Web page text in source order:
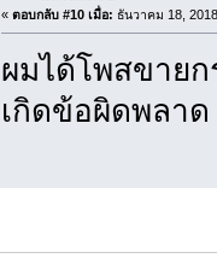
« ตอบกลับ #10 เมื่อ: ธันวาคม 18,
ผมได้โพสขาย
เกิดข้อผิดพลา